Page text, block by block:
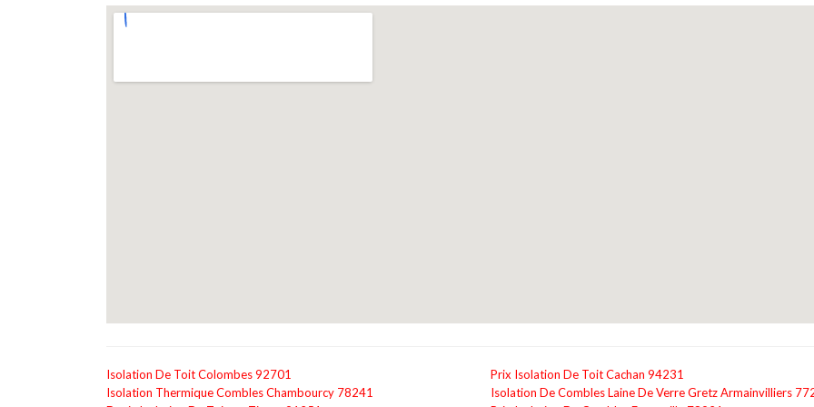
Isolation De Toit Colombes 92701
Isolation Thermique Combles Chambourcy 78241
Prix Isolation De Toit Cachan 94231
Isolation De Combles Laine De Verre Gretz Armainvilliers